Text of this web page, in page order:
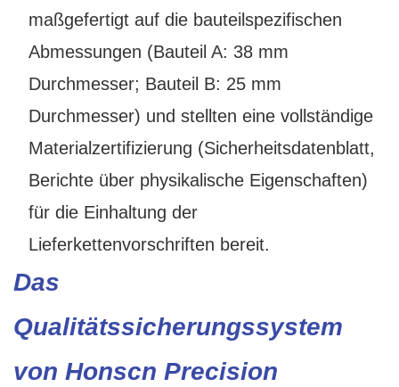
maßgefertigt auf die bauteilspezifischen
Abmessungen (Bauteil A: 38 mm
Durchmesser; Bauteil B: 25 mm
Durchmesser) und stellten eine vollständige
Materialzertifizierung (Sicherheitsdatenblatt,
Berichte über physikalische Eigenschaften)
für die Einhaltung der
Lieferkettenvorschriften bereit.
Das
Qualitätssicherungssystem
von Honscn Precision